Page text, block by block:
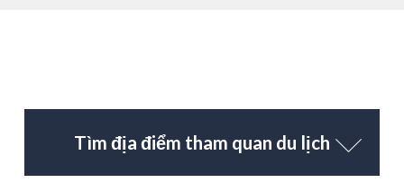
Tìm địa điểm tham quan du lịch